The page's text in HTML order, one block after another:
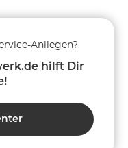
Anliegen?
hilft Dir